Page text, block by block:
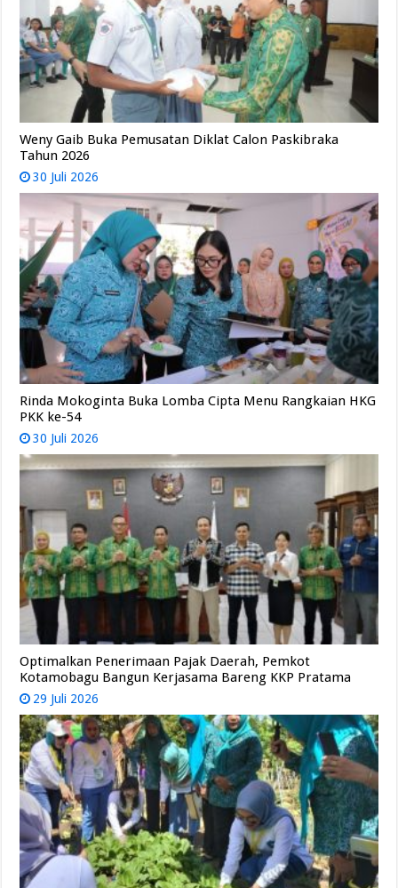
Weny Gaib Buka Pemusatan Diklat Calon Paskibraka
Tahun 2026
30 Juli 2026
Rinda Mokoginta Buka Lomba Cipta Menu Rangkaian HKG
PKK ke-54
30 Juli 2026
Optimalkan Penerimaan Pajak Daerah, Pemkot
Kotamobagu Bangun Kerjasama Bareng KKP Pratama
29 Juli 2026